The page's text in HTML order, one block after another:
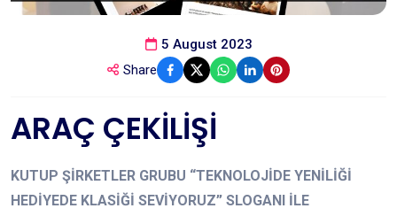
5 August 2023
Share
ARAÇ ÇEKİLİŞİ
KUTUP ŞİRKETLER GRUBU “TEKNOLOJİDE YENİLİĞİ
HEDİYEDE KLASİĞİ SEVİYORUZ” SLOGANI İLE